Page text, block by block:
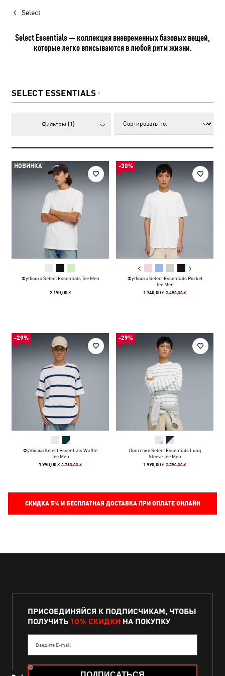
Select
Select Essentials — коллекция вневременных базовых вещей,
которые легко вписываются в любой ритм жизни.
SELECT ESSENTIALS 4
Фильтры (1)
НОВИНКА
Футболка Select Essentials Tee Men
2 190,00 ₴
-30%
Футболка Select Essentials Pocket
Tee Men
1 740,00 ₴2 490,00 ₴
-29%
Футболка Select Essentials Waffle
Tee Men
1 990,00 ₴2 790,00 ₴
-29%
Лонгслив Select Essentials Long
Sleeve Tee Men
1 990,00 ₴2 790,00 ₴
СКИДКА 5%И БЕСПЛАТНАЯ ДОСТАВКА ПРИ ОПЛАТЕ ОНЛАЙН
ПРИСОЕДИНЯЙСЯ К ПОДПИСЧИКАМ, ЧТОБЫ
ПОЛУЧИТЬ 10% СКИДКИ НА ПОКУПКУ
Введите E-mail